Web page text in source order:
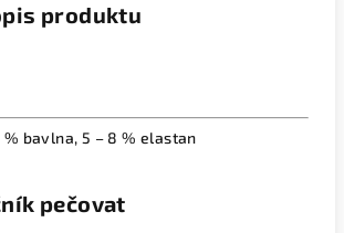
produktu
% bavlna, 5 – 8 % elastan
pečovat